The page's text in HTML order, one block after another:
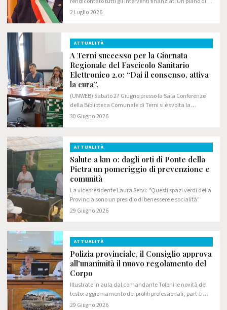
investimenti storico è stato portato a termine senza
2 Luglio 2026
ATTUALITÀ
A Terni successo per la Giornata
Regionale del Fascicolo Sanitario
Elettronico 2.0: “Dai il consenso, attiva
la cura”.
(UNWEB) Sabato 27 Giugno presso la Sala Conferenze
della Biblioteca Comunale di Terni si è svolta la
Giornata regionale del Fascicolo Sanitario Elettronico –
30 Giugno 2026
ATTUALITÀ
Salute a km 0: dagli orti di Ponte della
Pietra un pomeriggio di prevenzione e
comunità
La vicepresidente Laura Servi: "Questi spazi verdi della
Provincia sono un presidio di benessere e socialità"
29 Giugno 2026
ATTUALITÀ
Polizia provinciale, il Consiglio approva
all'unanimità il nuovo regolamento del
Corpo
Illustrate in aula dal comandante Tofoni le novità del
testo: aggiornamento dei profili professionali, part-time
sperimentale e rafforzamento delle funzioni della
29 Giugno 2026